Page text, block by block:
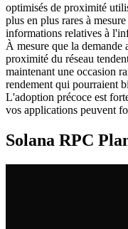
optimisés de proximité
plus en plus rares à
informations relatives à
À mesure que la demande
proximité du réseau
maintenant une occasion
rendement qui pourraient
L'adoption précoce est
vos applications peuvent
Solana RPC